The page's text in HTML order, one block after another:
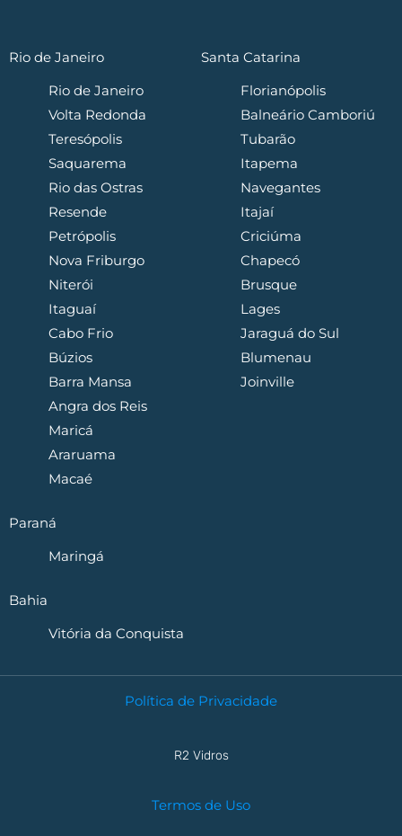
Rio de Janeiro
Rio de Janeiro
Volta Redonda
Teresópolis
Saquarema
Rio das Ostras
Resende
Petrópolis
Nova Friburgo
Niterói
Itaguaí
Cabo Frio
Búzios
Barra Mansa
Angra dos Reis
Maricá
Araruama
Macaé
Santa Catarina
Florianópolis
Balneário Camboriú
Tubarão
Itapema
Navegantes
Itajaí
Criciúma
Chapecó
Brusque
Lages
Jaraguá do Sul
Blumenau
Joinville
Paraná
Maringá
Bahia
Vitória da Conquista
Política de Privacidade
R2 Vidros
Termos de Uso